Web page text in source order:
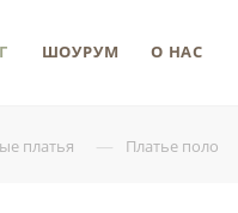
ШОУРУМ О НАС
платья — Платье поло